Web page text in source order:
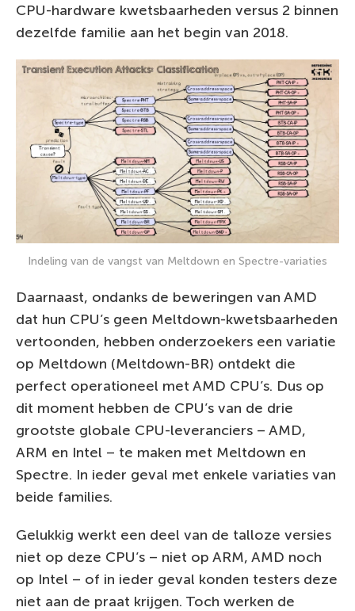
CPU-hardware kwetsbaarheden versus 2 binnen
dezelfde familie aan het begin van 2018.
Indeling van de vangst van Meltdown en Spectre-variaties
Daarnaast, ondanks de beweringen van AMD
dat hun CPU’s geen Meltdown-kwetsbaarheden
vertoonden, hebben onderzoekers een variatie
op Meltdown (Meltdown-BR) ontdekt die
perfect operationeel met AMD CPU’s. Dus op
dit moment hebben de CPU’s van de drie
grootste globale CPU-leveranciers – AMD,
ARM en Intel – te maken met Meltdown en
Spectre. In ieder geval met enkele variaties van
beide families.
Gelukkig werkt een deel van de talloze versies
niet op deze CPU’s – niet op ARM, AMD noch
op Intel – of in ieder geval konden testers deze
niet aan de praat krijgen. Toch werken de